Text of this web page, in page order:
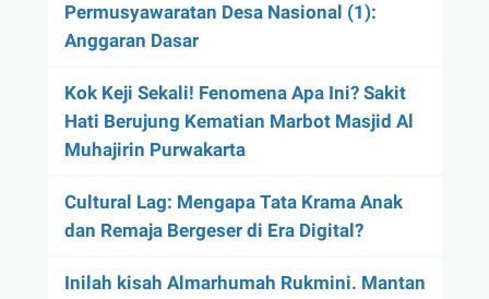
Permusyawaratan Desa Nasional (1):
Anggaran Dasar
Kok Keji Sekali! Fenomena Apa Ini? Sakit
Hati Berujung Kematian Marbot Masjid Al
Muhajirin Purwakarta
Cultural Lag: Mengapa Tata Krama Anak
dan Remaja Bergeser di Era Digital?
Inilah kisah Almarhumah Rukmini. Mantan